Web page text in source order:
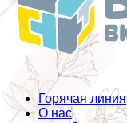
Горячая линия
О нас